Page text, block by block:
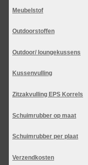
Meubelstof
Outdoorstoffen
Outdoor/ loungekussens
Kussenvulling
Zitzakvulling EPS Korrels
Schuimrubber op maat
Schuimrubber per plaat
Verzendkosten